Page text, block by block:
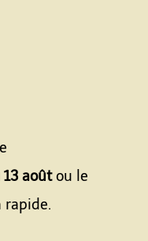
aoûtou le